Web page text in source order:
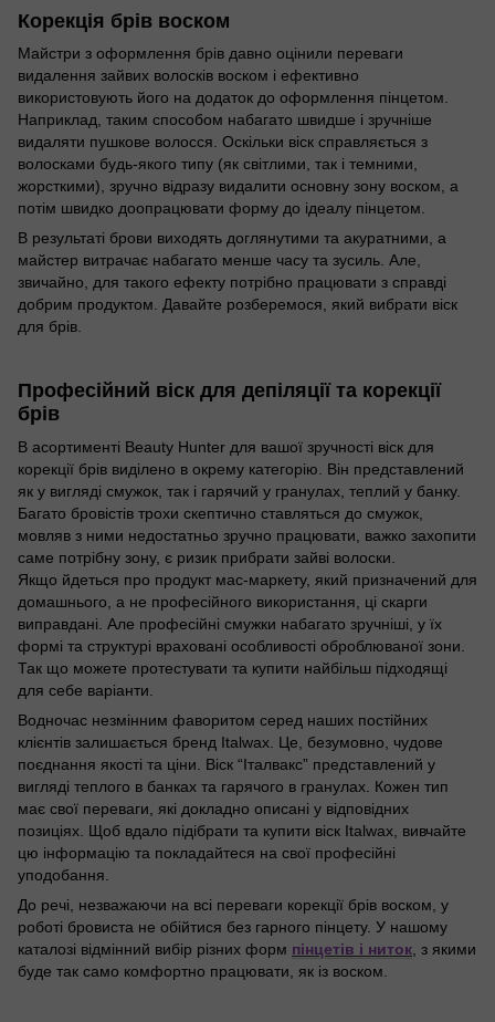
Корекція брів воском
Майстри з оформлення брів давно оцінили переваги
видалення зайвих волосків воском і ефективно
використовують його на додаток до оформлення пінцетом.
Наприклад, таким способом набагато швидше і зручніше
видаляти пушкове волосся. Оскільки віск справляється з
волосками будь-якого типу (як світлими, так і темними,
жорсткими), зручно відразу видалити основну зону воском, а
потім швидко доопрацювати форму до ідеалу пінцетом.
В результаті брови виходять доглянутими та акуратними, а
майстер витрачає набагато менше часу та зусиль. Але,
звичайно, для такого ефекту потрібно працювати з справді
добрим продуктом. Давайте розберемося, який вибрати віск
для брів.
Професійний віск для депіляції та корекції
брів
В асортименті Beauty Hunter для вашої зручності віск для
корекції брів виділено в окрему категорію. Він представлений
як у вигляді смужок, так і гарячий у гранулах, теплий у банку.
Багато бровістів трохи скептично ставляться до смужок,
мовляв з ними недостатньо зручно працювати, важко захопити
саме потрібну зону, є ризик прибрати зайві волоски.
Якщо йдеться про продукт мас-маркету, який призначений для
домашнього, а не професійного використання, ці скарги
виправдані. Але професійні смужки набагато зручніші, у їх
формі та структурі враховані особливості оброблюваної зони.
Так що можете протестувати та купити найбільш підходящі
для себе варіанти.
Водночас незмінним фаворитом серед наших постійних
клієнтів залишається бренд Italwax. Це, безумовно, чудове
поєднання якості та ціни. Віск “Італвакс” представлений у
вигляді теплого в банках та гарячого в гранулах. Кожен тип
має свої переваги, які докладно описані у відповідних
позиціях. Щоб вдало підібрати та купити віск Italwax, вивчайте
цю інформацію та покладайтеся на свої професійні
уподобання.
До речі, незважаючи на всі переваги корекції брів воском, у
роботі бровиста не обійтися без гарного пінцету. У нашому
каталозі відмінний вибір різних форм пінцетів і ниток , з якими
буде так само комфортно працювати, як із воском.